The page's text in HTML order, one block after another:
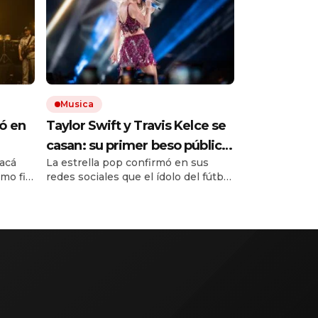
en
fin
Musica
Taylor Swift y Travis Kelce se
casan: su primer beso público
en Buenos Aires
La estrella pop confirmó en sus
redes sociales que el ídolo del fútbol
en River de 2023.